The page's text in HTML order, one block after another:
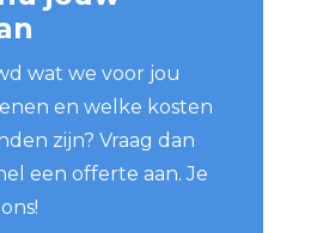
wat we voor jou
en welke kosten
zijn? Vraag dan
een offerte aan. Je